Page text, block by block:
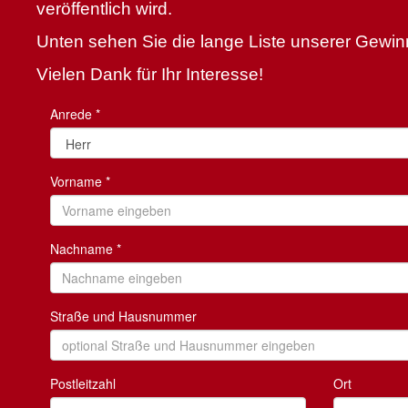
veröffentlich wird.
Unten sehen Sie die lange Liste unserer
Vielen Dank für Ihr Interesse!